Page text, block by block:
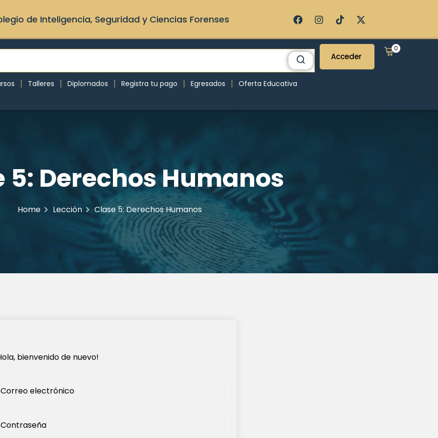
de Inteligencia, Seguridad y Ciencias Forenses
Talleres Diplomados Registra tu pago Egresados Oferta Educativa
Acceder
0
5: Derechos Humanos
Home Lección Clase 5: Derechos Humanos
bienvenido de nuevo!